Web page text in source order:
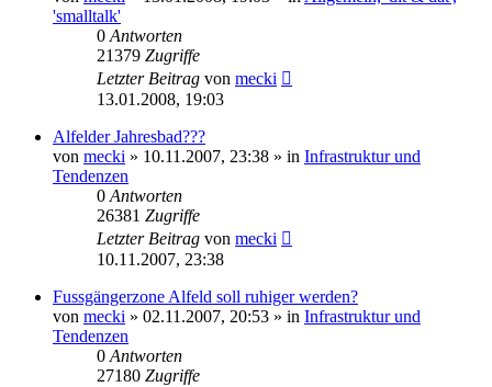
'smalltalk'
0 Antworten
21379 Zugriffe
Letzter Beitrag von mecki
13.01.2008, 19:03
Alfelder Jahresbad???
von mecki » 10.11.2007, 23:38 » in Infrastruktur und
Tendenzen
0 Antworten
26381 Zugriffe
Letzter Beitrag von mecki
10.11.2007, 23:38
Fussgängerzone Alfeld soll ruhiger werden?
von mecki » 02.11.2007, 20:53 » in Infrastruktur und
Tendenzen
0 Antworten
27180 Zugriffe